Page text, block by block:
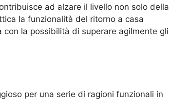
ad alzare il livello non solo della
la funzionalità del ritorno a casa
la possibilità di superare agilmente gli
per una serie di ragioni funzionali in